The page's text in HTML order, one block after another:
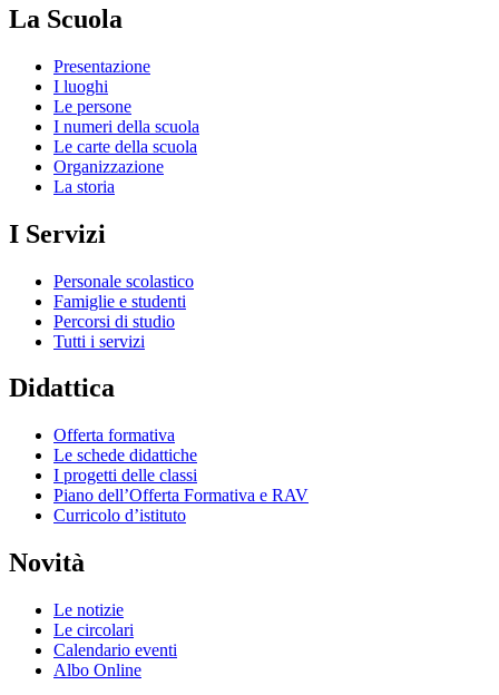
La Scuola
Presentazione
I luoghi
Le persone
I numeri della scuola
Le carte della scuola
Organizzazione
La storia
I Servizi
Personale scolastico
Famiglie e studenti
Percorsi di studio
Tutti i servizi
Didattica
Offerta formativa
Le schede didattiche
I progetti delle classi
Piano dell’Offerta Formativa e RAV
Curricolo d’istituto
Novità
Le notizie
Le circolari
Calendario eventi
Albo Online